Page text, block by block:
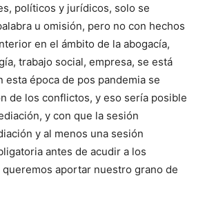
políticos y jurídicos, solo se
u omisión, pero no con hechos
en el ámbito de la abogacía,
trabajo social, empresa, se está
esta época de pos pandemia se
de los conflictos, y eso sería posible
y con que la sesión
y al menos una sesión
antes de acudir a los
aportar nuestro grano de